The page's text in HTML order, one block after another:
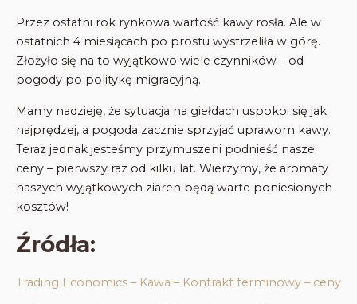
Przez ostatni rok rynkowa wartość kawy rosła. Ale w
ostatnich 4 miesiącach po prostu wystrzeliła w górę.
Złożyło się na to wyjątkowo wiele czynników – od
pogody po politykę migracyjną.
Mamy nadzieję, że sytuacja na giełdach uspokoi się jak
najprędzej, a pogoda zacznie sprzyjać uprawom kawy.
Teraz jednak jesteśmy przymuszeni podnieść nasze
ceny – pierwszy raz od kilku lat. Wierzymy, że aromaty
naszych wyjątkowych ziaren będą warte poniesionych
kosztów!
Źródła:
Trading Economics – Kawa – Kontrakt terminowy – ceny